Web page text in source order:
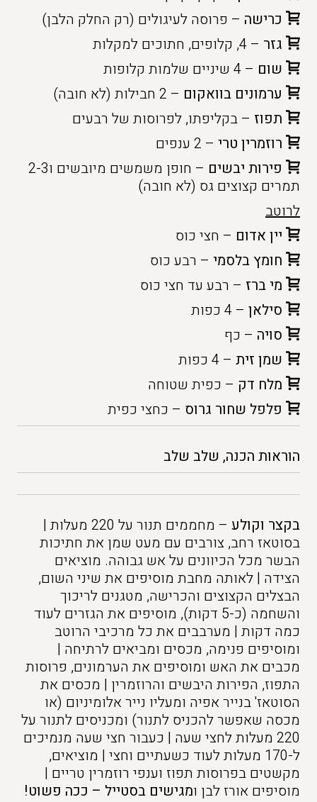
כרישה – פרוסה לעיגולים (רק החלק הלבן)
גזר – 4, קלופים, חתוכים למקלות
שום – 4 שיניים שלמות קלופות
ערמונים בוואקום – 2 חבילות (לא חובה)
תפוז – בקליפתו, לפרוסות של רבעים
רוזמרין טרי – 2 ענפים
פירות יבשים
– חופן משמשים מיובשים ו2-3
תמרים קצוצים גס (לא חובה)
לרוטב
יין אדום – חצי כוס
חומץ בלסמי – רבע כוס
מי ברז – רבע עד חצי כוס
סילאן – 4 כפות
סויה – כף
שמן זית – 4 כפות
מלח דק – כפית שטוחה
פלפל שחור גרוס – כחצי כפית
הוראות הכנה, שלב שלב
בקצר וקולע
– מחממים תנור על 220 מעלות |
בסוטאז רחב, צורבים עם מעט שמן את חתיכות
הבשר מכל הכיוונים על אש גבוהה. מוציאים
הצידה | לאותה מחבת מוסיפים את שיני השום,
הבצלים הקצוצים והכרישה, מטגנים לריכוך
והשחמה (כ-5 דקות), מוסיפים את הגזרים לעוד
כמה דקות | מערבבים את כל מרכיבי הרוטב
ומוסיפים פנימה, מכסים ומביאים לרתיחה |
מכבים את האש ומוסיפים את הערמונים, פרוסות
התפוז, הפירות היבשים והרוזמרין | מכסים את
הסוטאז' בנייר אפיה ומעליו נייר אלומיניום (או
מכסה שאפשר להכניס לתנור) ומכניסים לתנור על
220 מעלות לחצי שעה | כעבור חצי שעה מנמיכים
ל-170 מעלות לעוד כשעתיים וחצי | מוציאים,
מקשטים בפרוסות תפוז וענפי רוזמרין טריים |
מוסיפים אורז לבן ומגישים בסטייל – ככה פשוט!